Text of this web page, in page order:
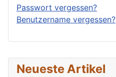
Neueste Artikel
Passwort vergessen?
Benutzername vergessen?